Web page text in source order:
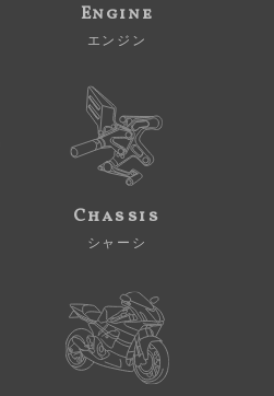
Engine
エンジン
Chassis
シャーシ